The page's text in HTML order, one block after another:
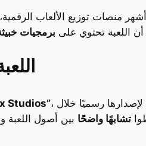
اللعبة تحتوي على برمجيات
Studios”، وكان من المفترض أن تكون في مرحلة المعاينة المبكرة، مع خطة لإصدارها رسميًا خلال
تشابهًا واضحًا بين أصول اللعبة